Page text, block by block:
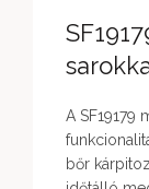
A SF19179
bőr